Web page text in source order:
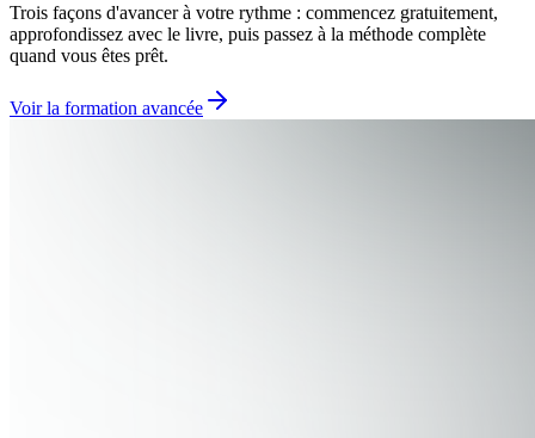
Trois façons d'avancer à votre rythme : commencez gratuitement,
approfondissez avec le livre, puis passez à la méthode complète
quand vous êtes prêt.
Voir la formation avancée